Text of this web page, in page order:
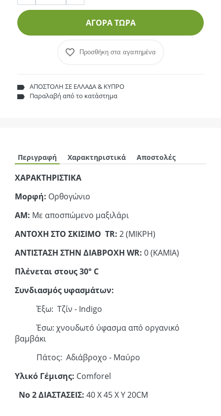
ΑΓΟΡΑ ΤΩΡΑ
Προσθήκη στα αγαπημένα
ΑΠΟΣΤΟΛΗ ΣΕ ΕΛΛΑΔΑ & ΚΥΠΡΟ
Παραλαβή από το κατάστημα
Περιγραφή Χαρακτηριστικά Αποστολές
ΧΑΡΑΚΤΗΡΙΣΤΙΚΑ
Μορφή: Ορθογώνιο
ΑΜ: Με αποσπώμενο μαξιλάρι
ΑΝΤΟΧΗ ΣΤΟ ΣΚΙΣΙΜΟ TR: 2 (ΜΙΚΡΗ)
ΑΝΤΙΣΤΑΣΗ ΣΤΗΝ ΔΙΑΒΡΟΧΗ WR: 0 (ΚΑΜΙΑ)
Πλένεται στους 30° C
Συνδιασμός υφασμάτων:
Έξω: Τζίν - Indigo
Έσω: χνουδωτό ύφασμα από οργανικό
βαμβάκι
Πάτος: Αδιάβροχο - Μαύρο
Yλικό Γέμισης: Comforel
Νο 2 ΔΙΑΣΤΑΣΕΙΣ: 40 Χ 45 Χ Υ 20CM